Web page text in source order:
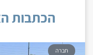
הכתבות
חברה